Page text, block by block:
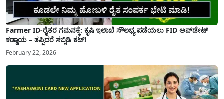
Farmer ID-ರೈತರ ಗಮನಕ್ಕೆ: ಕೃಷಿ ಇಲಾಖೆ ಸೌಲಭ್ಯ ಪಡೆಯಲು FID ಅಪ್‌ಡೇಟ್
ಕಡ್ಡಾಯ – ತಪ್ಪಿದರೆ ಸಬ್ಸಿಡಿ ಕಟ್!
February 22, 2026